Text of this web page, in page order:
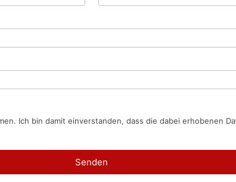
Ich bin damit einverstanden, dass die dabei erhobenen
Senden